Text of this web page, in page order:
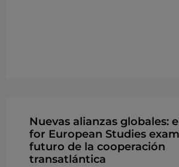
Nuevas alianzas globales:
for European Studies
futuro de la cooperación
transatlántica